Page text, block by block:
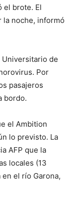
el brote. El
la noche, informó
Universitario de
Por
pasajeros
bordo.
el Ambition
lo previsto. La
AFP que la
locales (13
el río Garona,